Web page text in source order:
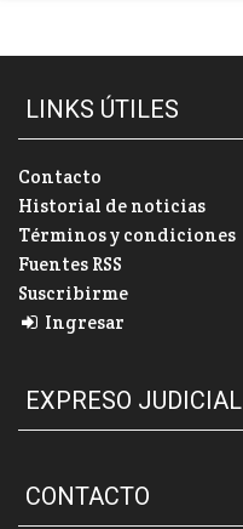
LINKS ÚTILES
Contacto
Historial de noticias
Términos y condiciones
Fuentes RSS
Suscribirme
Ingresar
EXPRESO JUDICIAL
CONTACTO